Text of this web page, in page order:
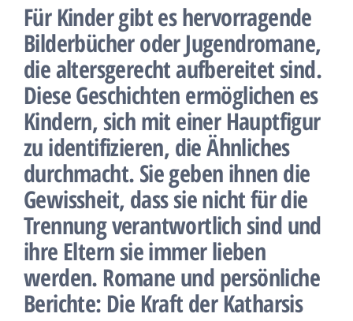
Für Kinder gibt es hervorragende
Bilderbücher oder Jugendromane,
die altersgerecht aufbereitet sind.
Diese Geschichten ermöglichen es
Kindern, sich mit einer Hauptfigur
zu identifizieren, die Ähnliches
durchmacht. Sie geben ihnen die
Gewissheit, dass sie nicht für die
Trennung verantwortlich sind und
ihre Eltern sie immer lieben
werden. Romane und persönliche
Berichte: Die Kraft der Katharsis